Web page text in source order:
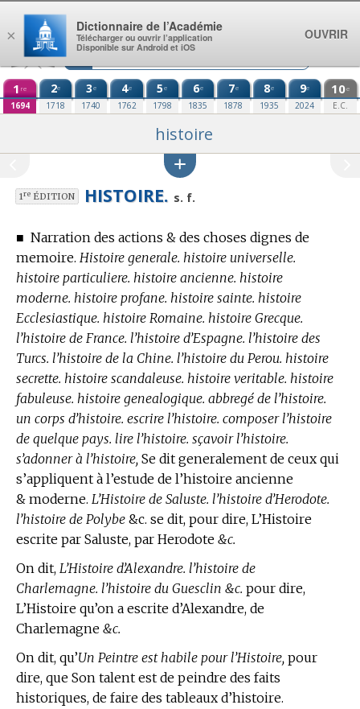
Aller au contenu
1 re
1694
2e
1718
3e
1740
4e
1762
5e
1798
6e
1835
7e
1878
8e
1935
9e
2024
10e
E.C.
histoire
1reÉDITION HISTOIRE. s. f.
■ Narration des actions & des choses dignes de
memoire. Histoire generale. histoire universelle.
histoire particuliere. histoire ancienne. histoire
moderne. histoire profane. histoire sainte. histoire
Ecclesiastique. histoire Romaine. histoire Grecque.
l’histoire de France. l’histoire d’Espagne. l’histoire des
Turcs. l’histoire de la Chine. l’histoire du Perou. histoire
secrette. histoire scandaleuse. histoire veritable. histoire
fabuleuse. histoire genealogique. abbregé de l’histoire.
un corps d’histoire. escrire l’histoire. composer l’histoire
de quelque pays. lire l’histoire. sçavoir l’histoire.
s’adonner à l’histoire, Se dit generalement de ceux qui
s’appliquent à l’estude de l’histoire ancienne
& moderne. L’Histoire de Saluste. l’histoire d’Herodote.
l’histoire de Polybe &c. se dit, pour dire, L’Histoire
escrite par Saluste, par Herodote &c.
On dit, L’Histoire d’Alexandre. l’histoire de
Charlemagne. l’histoire du Guesclin &c. pour dire,
L’Histoire qu’on a escrite d’Alexandre, de
Charlemagne &c.
On dit, qu’Un Peintre est habile pour l’Histoire, pour
dire, que Son talent est de peindre des faits
historiques, de faire des tableaux d’histoire.
×
Dictionnaire de l’Académie
Télécharger ou ouvrir l’application
Disponible sur Android et iOS
OUVRIR